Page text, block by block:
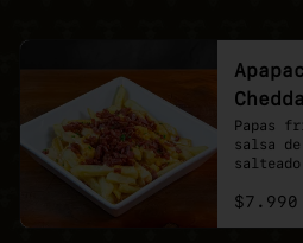
Papas
salsa de
$7.990